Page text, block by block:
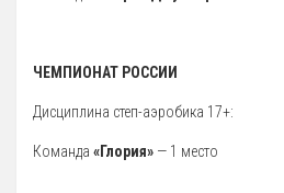
Антидопинг
ГТО
Новости
ЧЕМПИОНАТ РОССИИ
Дисциплина степ-аэробика 17+:
Команда «Глория» — 1 место